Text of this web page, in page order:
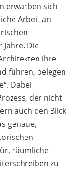
erwarben sich
Arbeit an
Jahre. Die
ihre
führen, belegen
Dabei
der nicht
auch den Blick
genaue,
räumliche
zu